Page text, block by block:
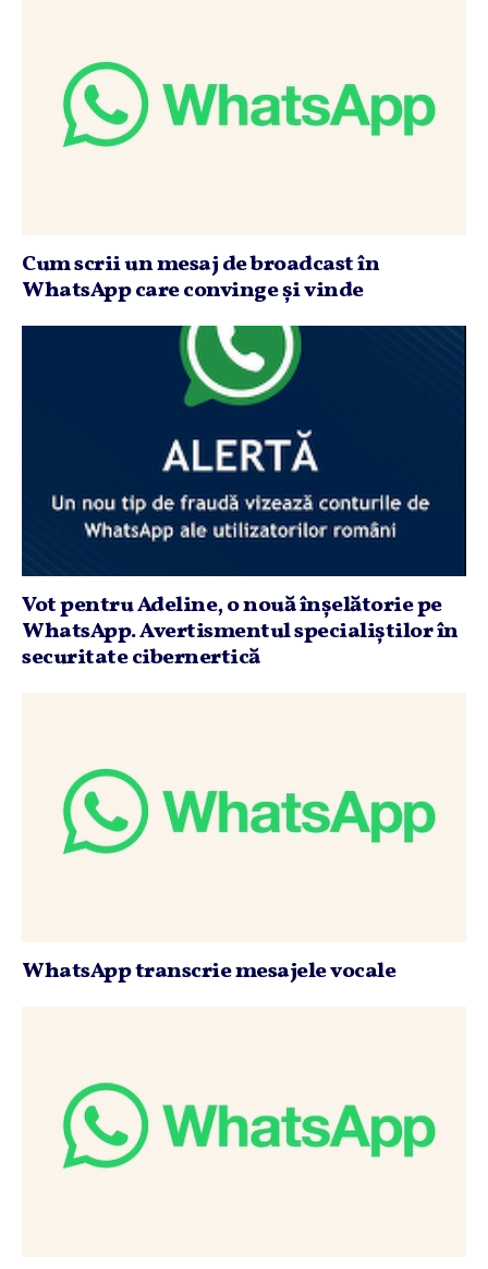
Cum scrii un mesaj de broadcast în
WhatsApp care convinge şi vinde
Vot pentru Adeline, o nouă înşelătorie pe
WhatsApp. Avertismentul specialiştilor în
securitate cibernertică
WhatsApp transcrie mesajele vocale